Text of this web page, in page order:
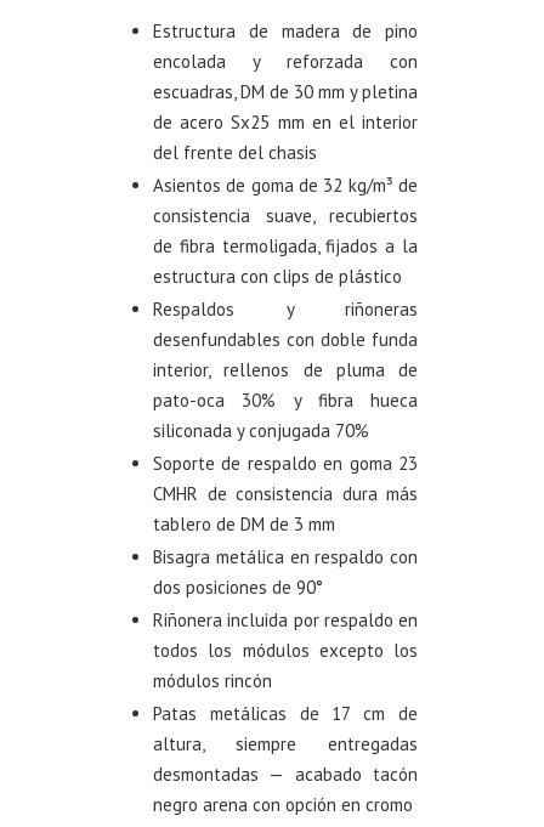
Estructura de madera de pino
encolada y reforzada con
escuadras, DM de 30 mm y pletina
de acero Sx25 mm en el interior
del frente del chasis
Asientos de goma de 32 kg/m³ de
consistencia suave, recubiertos
de fibra termoligada, fijados a la
estructura con clips de plástico
Respaldos y riñoneras
desenfundables con doble funda
interior, rellenos de pluma de
pato-oca 30% y fibra hueca
siliconada y conjugada 70%
Soporte de respaldo en goma 23
CMHR de consistencia dura más
tablero de DM de 3 mm
Bisagra metálica en respaldo con
dos posiciones de 90°
Riñonera incluida por respaldo en
todos los módulos excepto los
módulos rincón
Patas metálicas de 17 cm de
altura, siempre entregadas
desmontadas — acabado tacón
negro arena con opción en cromo